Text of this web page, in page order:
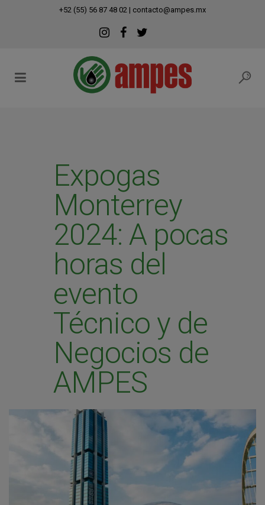
+52 (55) 56 87 48 02 | contacto@ampes.mx
Expogas
Monterrey
2024: A pocas
horas del
evento
Técnico y de
Negocios de
AMPES
modal-check